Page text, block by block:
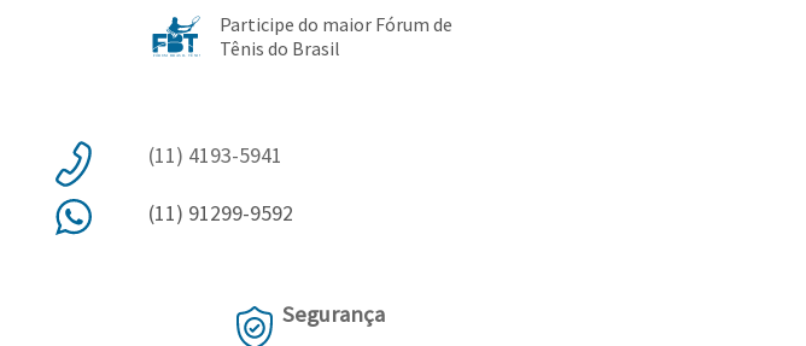
Participe do maior Fórum de
Tênis do Brasil
(11) 4193-5941
(11) 91299-9592
Segurança